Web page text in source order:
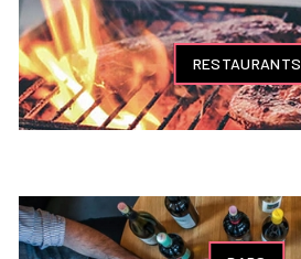
RESTAURANTS